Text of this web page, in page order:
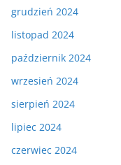
grudzień 2024
listopad 2024
październik 2024
wrzesień 2024
sierpień 2024
lipiec 2024
czerwiec 2024